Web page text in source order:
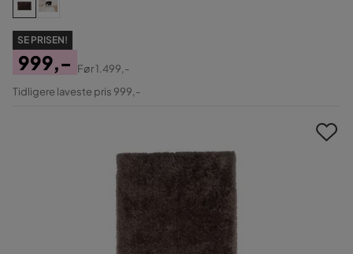
SE PRISEN!
Pris
999,-
Original
Før1.499,-
Tidligere laveste pris 999,-